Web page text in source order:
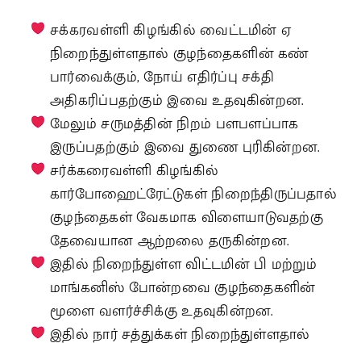
சக்கரவள்ளி கிழங்கில் வைட்டமின் ஏ
நிறைந்துள்ளதால் குழந்தைகளின் கண்
பார்வைக்கும், நோய் எதிர்ப்பு சக்தி
அதிகரிப்பதற்கும் இவை உதவுகின்றன.
மேலும் சருமத்தின் நிறம் பளபளப்பாக
இருப்பதற்கும் இவை துணை புரிகின்றன.
சர்க்கரைவள்ளி கிழங்கில்
கார்போஹைட்ரேட்டுகள் நிறைந்திருப்பதால்
குழந்தைகள் வேகமாக விளையாடுவதற்கு
தேவையான ஆற்றலை தருகின்றன.
இதில் நிறைந்துள்ள விட்டமின் பி மற்றும்
மாங்கனிஸ் போன்றவை குழந்தைகளின்
மூளை வளர்ச்சிக்கு உதவுகின்றன.
இதில் நார் சத்துக்கள் நிறைந்துள்ளதால்